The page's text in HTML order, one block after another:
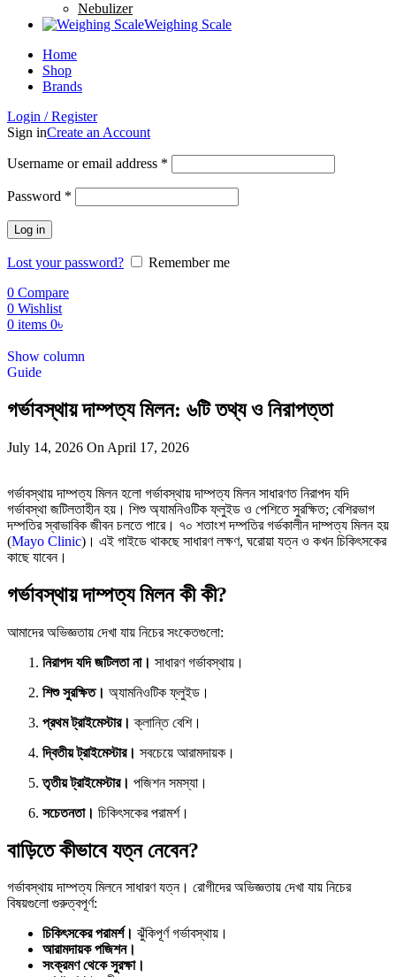
Nebulizer
Weighing Scale
Home
Shop
Brands
Login / Register
Sign inCreate an Account
Username or email address *
Password *
Log in
Lost your password?
Remember me
0 Compare
0 Wishlist
0 items 0৳
Show column
Guide
গর্ভাবস্থায় দাম্পত্য মিলন: ৬টি তথ্য ও নিরাপত্তা
July 14, 2026 On April 17, 2026
গর্ভাবস্থায় দাম্পত্য মিলন হলো গর্ভাবস্থায় দাম্পত্য মিলন সাধারণত নিরাপদ যদি
গর্ভাবস্থা জটিলতাহীন হয়। শিশু অ্যামনিওটিক ফ্লুইড ও পেশিতে সুরক্ষিত; বেশিরভাগ
দম্পতির স্বাভাবিক জীবন চলতে পারে। ৭০ শতাংশ দম্পতির গর্ভকালীন দাম্পত্য মিলন হয়
(Mayo Clinic)। এই গাইডে থাকছে সাধারণ লক্ষণ, ঘরোয়া যত্ন ও কখন চিকিৎসকের
কাছে যাবেন।
গর্ভাবস্থায় দাম্পত্য মিলন কী কী?
আমাদের অভিজ্ঞতায় দেখা যায় নিচের সংকেতগুলো:
নিরাপদ যদি জটিলতা না। সাধারণ গর্ভাবস্থায়।
শিশু সুরক্ষিত। অ্যামনিওটিক ফ্লুইড।
প্রথম ট্রাইমেস্টার। ক্লান্তি বেশি।
দ্বিতীয় ট্রাইমেস্টার। সবচেয়ে আরামদায়ক।
তৃতীয় ট্রাইমেস্টার। পজিশন সমস্যা।
সচেতনতা। চিকিৎসকের পরামর্শ।
বাড়িতে কীভাবে যত্ন নেবেন?
গর্ভাবস্থায় দাম্পত্য মিলনে সাধারণ যত্ন। রোগীদের অভিজ্ঞতায় দেখা যায় নিচের
বিষয়গুলো গুরুত্বপূর্ণ:
চিকিৎসকের পরামর্শ। ঝুঁকিপূর্ণ গর্ভাবস্থায়।
আরামদায়ক পজিশন।
সংক্রমণ থেকে সুরক্ষা।